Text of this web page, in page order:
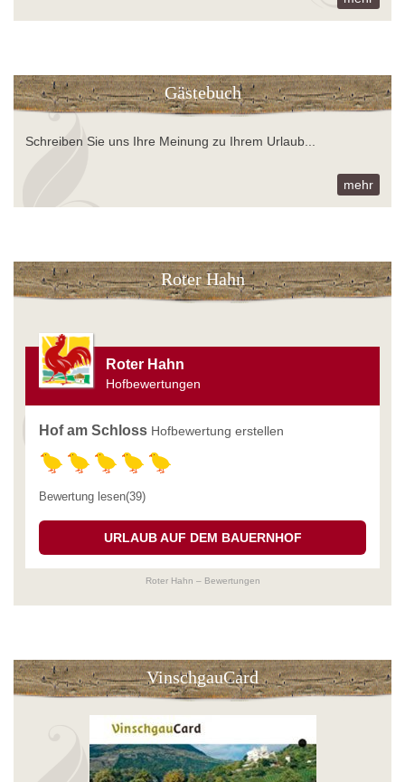
Gästebuch
Schreiben Sie uns Ihre Meinung zu Ihrem Urlaub...
mehr
Roter Hahn
Roter Hahn
Hofbewertungen
Hof am Schloss Hofbewertung erstellen
Bewertung lesen(39)
URLAUB AUF DEM BAUERNHOF
Roter Hahn – Bewertungen
VinschgauCard